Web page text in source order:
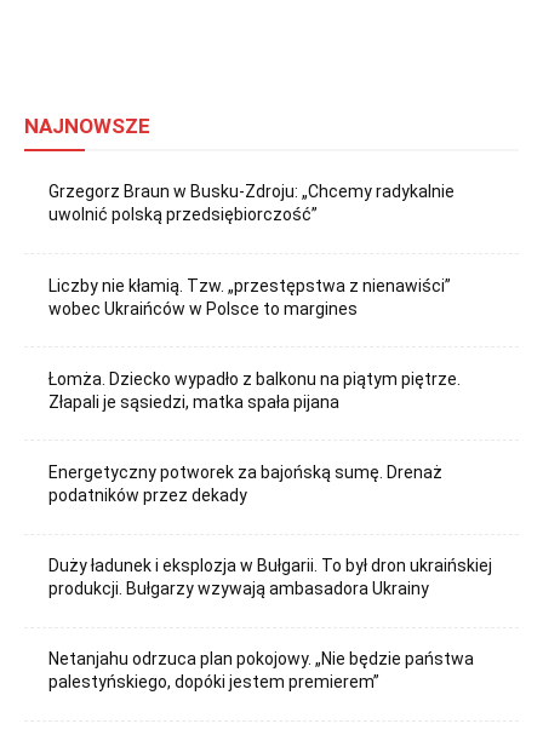
NAJNOWSZE
Grzegorz Braun w Busku-Zdroju: „Chcemy radykalnie
uwolnić polską przedsiębiorczość”
Liczby nie kłamią. Tzw. „przestępstwa z nienawiści”
wobec Ukraińców w Polsce to margines
Łomża. Dziecko wypadło z balkonu na piątym piętrze.
Złapali je sąsiedzi, matka spała pijana
Energetyczny potworek za bajońską sumę. Drenaż
podatników przez dekady
Duży ładunek i eksplozja w Bułgarii. To był dron ukraińskiej
produkcji. Bułgarzy wzywają ambasadora Ukrainy
Netanjahu odrzuca plan pokojowy. „Nie będzie państwa
palestyńskiego, dopóki jestem premierem”